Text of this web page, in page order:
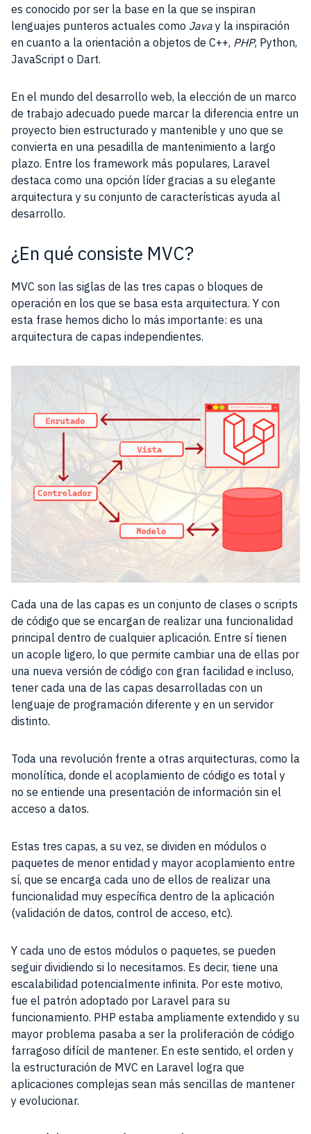
es conocido por ser la base en la que se inspiran
lenguajes punteros actuales como Java y la inspiración
en cuanto a la orientación a objetos de C++, PHP, Python,
JavaScript o Dart.
En el mundo del desarrollo web, la elección de un marco
de trabajo adecuado puede marcar la diferencia entre un
proyecto bien estructurado y mantenible y uno que se
convierta en una pesadilla de mantenimiento a largo
plazo. Entre los framework más populares, Laravel
destaca como una opción líder gracias a su elegante
arquitectura y su conjunto de características ayuda al
desarrollo.
¿En qué consiste MVC?
MVC son las siglas de las tres capas o bloques de
operación en los que se basa esta arquitectura. Y con
esta frase hemos dicho lo más importante: es una
arquitectura de capas independientes.
Cada una de las capas es un conjunto de clases o scripts
de código que se encargan de realizar una funcionalidad
principal dentro de cualquier aplicación. Entre sí tienen
un acople ligero, lo que permite cambiar una de ellas por
una nueva versión de código con gran facilidad e incluso,
tener cada una de las capas desarrolladas con un
lenguaje de programación diferente y en un servidor
distinto.
Toda una revolución frente a otras arquitecturas, como la
monolítica, donde el acoplamiento de código es total y
no se entiende una presentación de información sin el
acceso a datos.
Estas tres capas, a su vez, se dividen en módulos o
paquetes de menor entidad y mayor acoplamiento entre
sí, que se encarga cada uno de ellos de realizar una
funcionalidad muy específica dentro de la aplicación
(validación de datos, control de acceso, etc).
Y cada uno de estos módulos o paquetes, se pueden
seguir dividiendo si lo necesitamos. Es decir, tiene una
escalabilidad potencialmente infinita. Por este motivo,
fue el patrón adoptado por Laravel para su
funcionamiento. PHP estaba ampliamente extendido y su
mayor problema pasaba a ser la proliferación de código
farragoso difícil de mantener. En este sentido, el orden y
la estructuración de MVC en Laravel logra que
aplicaciones complejas sean más sencillas de mantener
y evolucionar.